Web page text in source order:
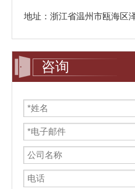
地址：浙江省温州市瓯海区
咨询